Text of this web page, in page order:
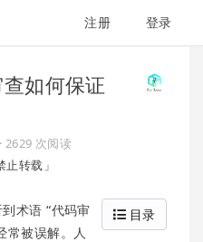
注册 登录
如何保证
· 2629 次阅读
转载」
目录
术语 “代码审
常被误解。人